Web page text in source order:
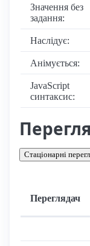
Значення без
задання:
Наслідує:
Анімується:
JavaScript
синтаксис:
Стаціонарні
Переглядач